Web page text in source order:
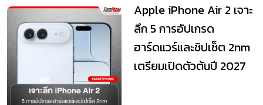
Apple iPhone Air 2 เจาะ
ลึก 5 การอัปเกรด
ฮาร์ดแวร์และชิปเซ็ต 2nm
เตรียมเปิดตัวต้นปี 2027